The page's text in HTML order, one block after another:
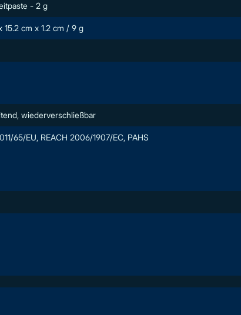
- 2 g
15.2 cm x 1.2 cm / 9 g
wiederverschließbar
65/EU, REACH 2006/1907/EC, PAHS